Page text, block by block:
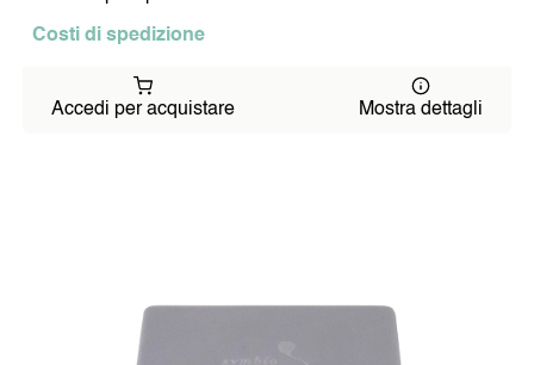
Costi di spedizione
Accedi per acquistare Mostra dettagli